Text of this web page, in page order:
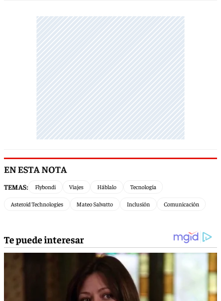
EN ESTA NOTA
TEMAS: Flybondi Viajes Háblalo Tecnología
Asteroid Technologies Mateo Salvatto Inclusión Comunicación